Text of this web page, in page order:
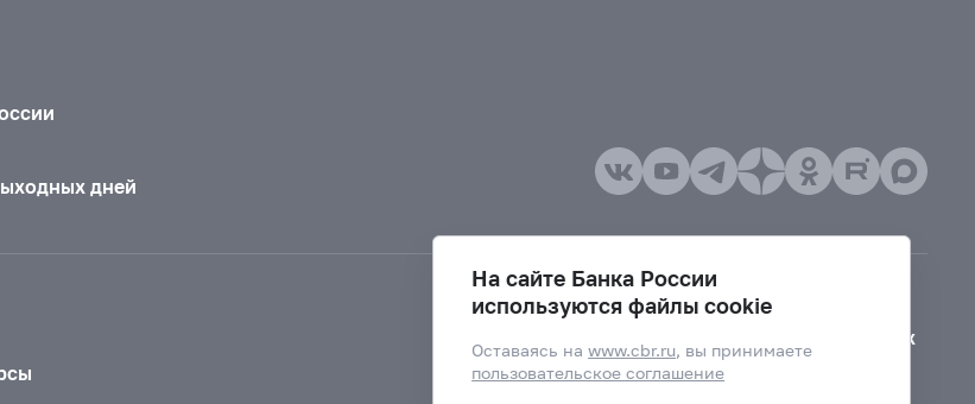
дней
Версия для слабовидящих
На сайте Банка России
используются файлы cookie
Оставаясь наwww.cbr.ru, вы принимаете
пользовательское соглашение